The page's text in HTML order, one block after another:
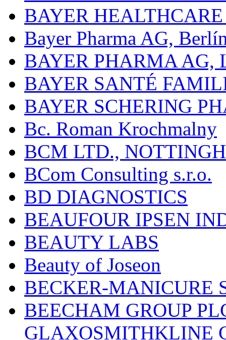
BAYER
Bayer Pharma AG,
BAYER PHARMA AG,
BAYER SANTÉ
BAYER SCHERING
Bc. Roman Krochmalny
BCM LTD.,
BCom Consulting s.r.o.
BD DIAGNOSTICS
BEAUFOUR IPSEN
BEAUTY LABS
Beauty of Joseon
BECKER-MANICURE
BEECHAM GROUP
GLAXOSMITHKLINE